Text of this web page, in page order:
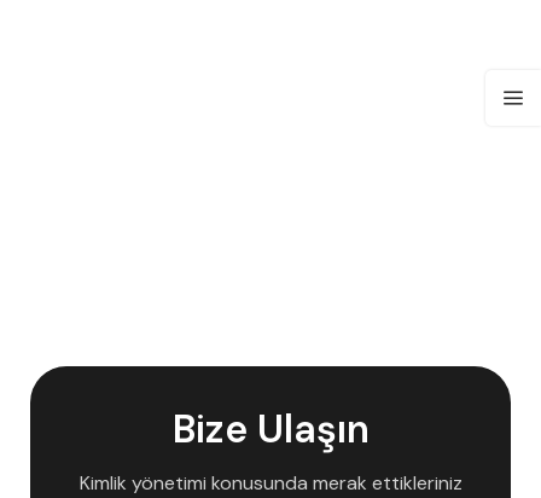
Bize Ulaşın
Kimlik yönetimi konusunda merak ettikleriniz